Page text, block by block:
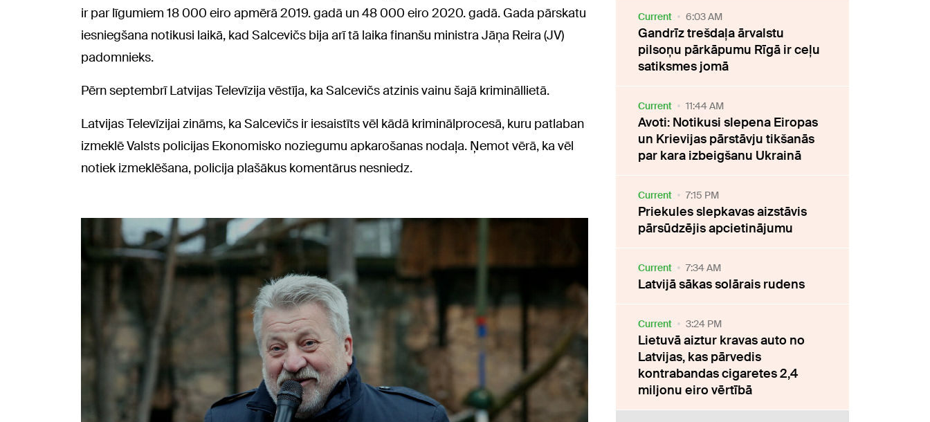
ir par līgumiem 18 000 eiro apmērā 2019. gadā un 48 000 eiro 2020. gadā. Gada pārskatu
iesniegšana notikusi laikā, kad Salcevičs bija arī tā laika finanšu ministra Jāņa Reira (JV)
padomnieks.
Pērn septembrī Latvijas Televīzija vēstīja, ka Salcevičs atzinis vainu šajā krimināllietā.
Latvijas Televīzijai zināms, ka Salcevičs ir iesaistīts vēl kādā kriminālprocesā, kuru patlaban
izmeklē Valsts policijas Ekonomisko noziegumu apkarošanas nodaļa. Ņemot vērā, ka vēl
notiek izmeklēšana, policija plašākus komentārus nesniedz.
Current 6:03 AM
Gandrīz trešdaļa ārvalstu
pilsoņu pārkāpumu Rīgā ir ceļu
satiksmes jomā
Current 11:44 AM
Avoti: Notikusi slepena Eiropas
un Krievijas pārstāvju tikšanās
par kara izbeigšanu Ukrainā
Current 7:15 PM
Priekules slepkavas aizstāvis
pārsūdzējis apcietinājumu
Current 7:34 AM
Latvijā sākas solārais rudens
Current 3:24 PM
Lietuvā aiztur kravas auto no
Latvijas, kas pārvedis
kontrabandas cigaretes 2,4
miljonu eiro vērtībā